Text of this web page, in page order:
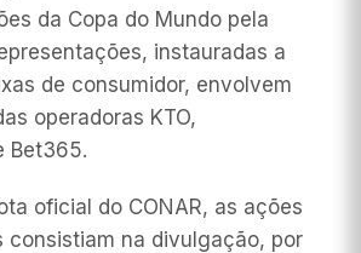
da Copa do Mundo pela
instauradas a
de consumidor, envolvem
operadoras KTO,
Bet365.
oficial do CONAR, as ações
consistiam na divulgação, por